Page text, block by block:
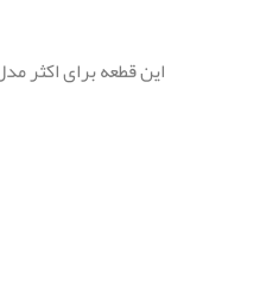
این قطعه برای اکثر